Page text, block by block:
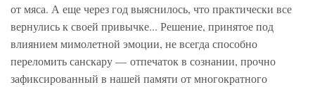
от мяса. А еще через год выяснилось, что практически все
вернулись к своей привычке... Решение, принятое под
влиянием мимолетной эмоции, не всегда способно
переломить санскару — отпечаток в сознании, прочно
зафиксированный в нашей памяти от многократного